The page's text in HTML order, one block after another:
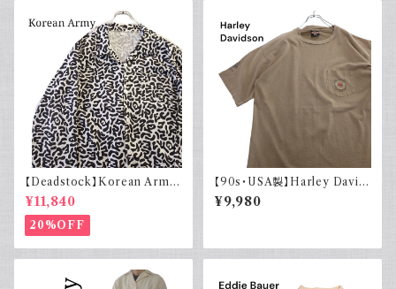
【Deadstock】Korean Army
韓国軍 バクテリアカモジャケッ
ト
¥11,840
20%OFF
【90s・USA製】Harley David
son ハーレーダビッドソン ポケ
ット付き Tシャツ 古着 フェード
¥9,980